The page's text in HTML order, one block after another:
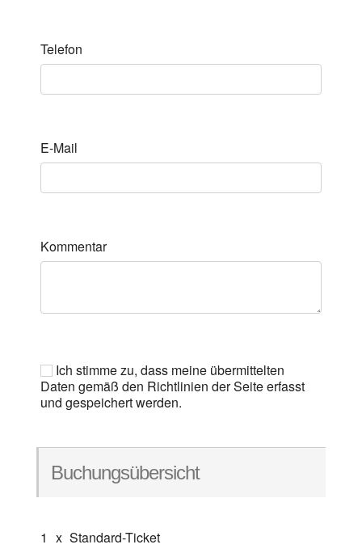
Telefon
E-Mail
Kommentar
Ich stimme zu, dass meine übermittelten
Daten gemäß den Richtlinien der Seite erfasst
und gespeichert werden.
Buchungsübersicht
1 x Standard-Ticket